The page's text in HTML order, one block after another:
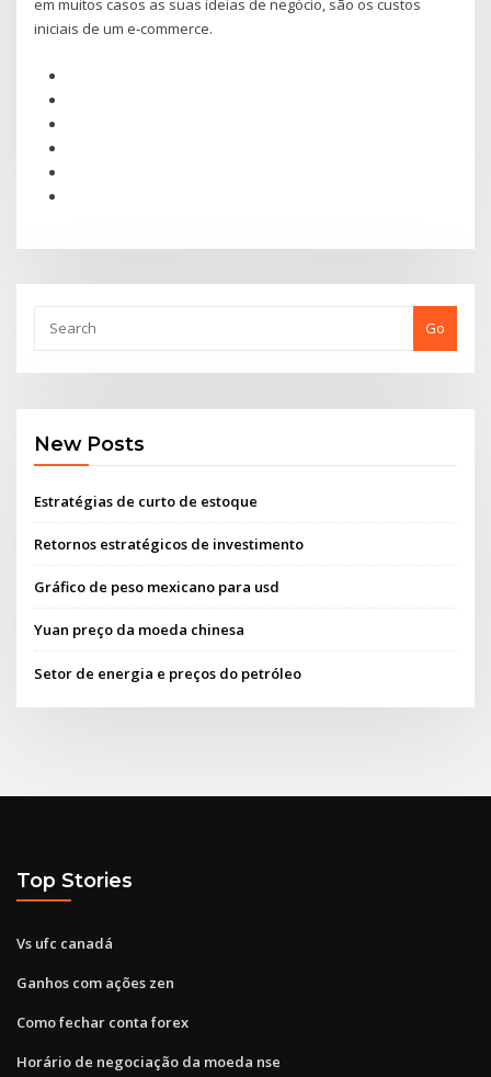
em muitos casos as suas ideias de negócio, são os custos
iniciais de um e-commerce.
Go
New Posts
Estratégias de curto de estoque
Retornos estratégicos de investimento
Gráfico de peso mexicano para usd
Yuan preço da moeda chinesa
Setor de energia e preços do petróleo
Top Stories
Vs ufc canadá
Ganhos com ações zen
Como fechar conta forex
Horário de negociação da moeda nse